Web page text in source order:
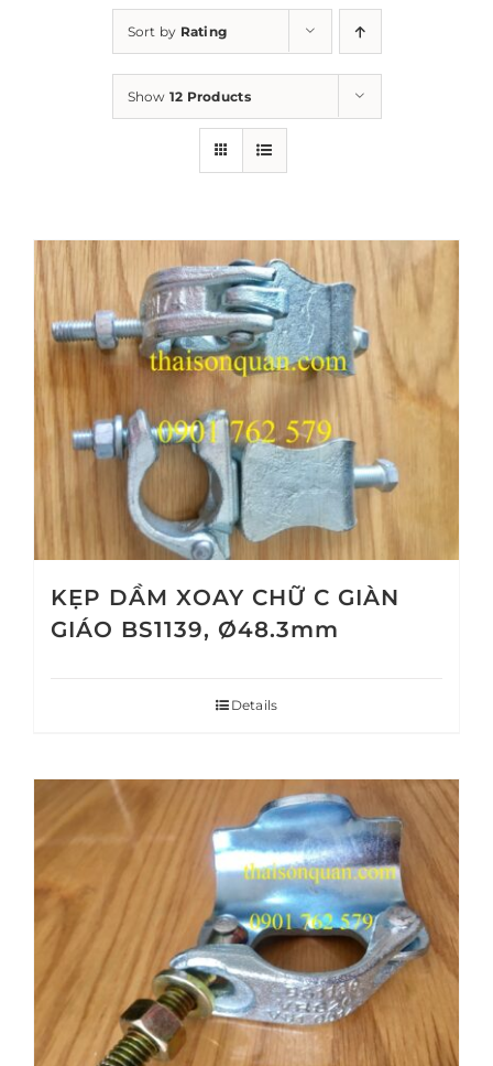
Sort by Rating
Show 12 Products
KẸP DẦM XOAY CHỮ C GIÀN
GIÁO BS1139, Ø48.3mm
Details